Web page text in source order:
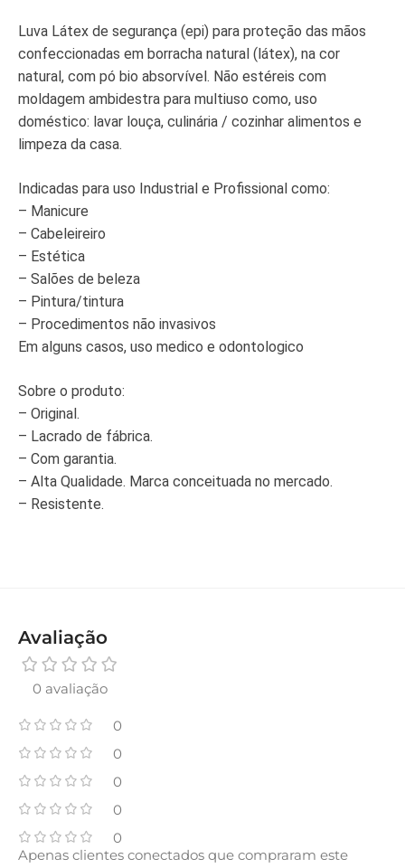
Luva Látex de segurança (epi) para proteção das mãos
confeccionadas em borracha natural (látex), na cor
natural, com pó bio absorvível. Não estéreis com
moldagem ambidestra para multiuso como, uso
doméstico: lavar louça, culinária / cozinhar alimentos e
limpeza da casa.
Indicadas para uso Industrial e Profissional como:
– Manicure
– Cabeleireiro
– Estética
– Salões de beleza
– Pintura/tintura
– Procedimentos não invasivos
Em alguns casos, uso medico e odontologico
Sobre o produto:
– Original.
– Lacrado de fábrica.
– Com garantia.
– Alta Qualidade. Marca conceituada no mercado.
– Resistente.
Avaliação
0 avaliação
0
0
0
0
0
Apenas clientes conectados que compraram este